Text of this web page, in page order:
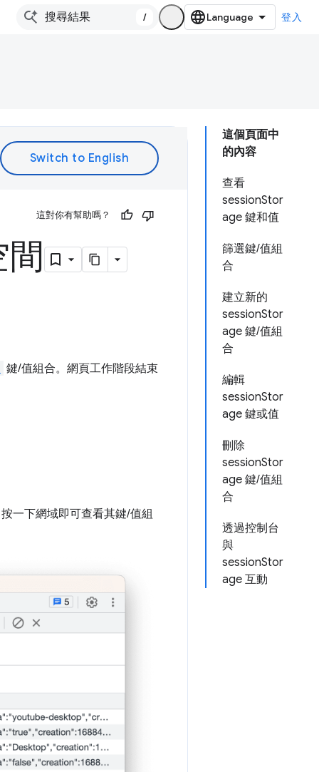
/ 登入
這個頁面中
的內容
查看
sessionStor
age 鍵和值
篩選鍵/值組
合
建立新的
sessionStor
age 鍵/值組
合
編輯
sessionStor
age 鍵或值
刪除
sessionStor
age 鍵/值組
合
透過控制台
與
sessionStor
age 互動
這對你有幫助嗎？
鍵/值組合。網頁工作階段結束
一下網域即可查看其鍵/值組